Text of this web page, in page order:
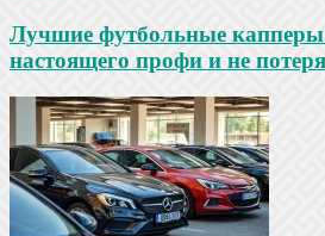
Лучшие футбольные
настоящего профи и не